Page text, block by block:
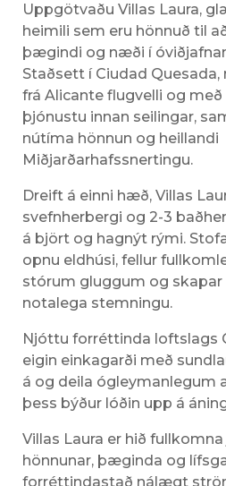
Uppgötvaðu Villas Laura,
heimili sem eru hönnuð til
þægindi og næði í
Staðsett í Ciudad
frá Alicante flugvelli og með
þjónustu innan seilingar,
nútíma hönnun og heillandi
Miðjarðarhafssnertingu.
Dreift á einni hæð, Villas
svefnherbergi og 2-3
á björt og hagnýt rými.
opnu eldhúsi, fellur
stórum gluggum og
notalega stemningu.
Njóttu forréttinda loftslags
eigin einkagarði með
á og deila ógleymanlegum
þess býður lóðin upp á
Villas Laura er hið
hönnunar, þæginda og
forréttindastað nálægt